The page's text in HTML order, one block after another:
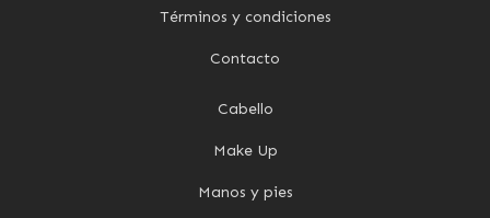
Términos y condiciones
Contacto
Cabello
Make Up
Manos y pies